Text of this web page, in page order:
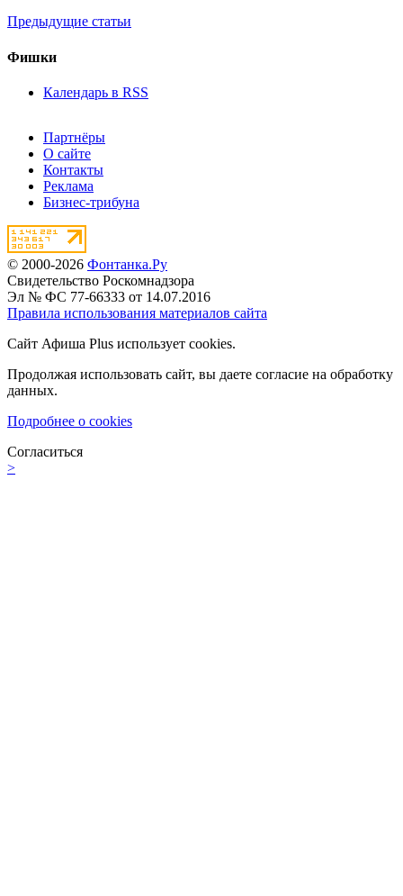
Предыдущие статьи
Фишки
Календарь в RSS
Партнёры
О сайте
Контакты
Реклама
Бизнес-трибуна
© 2000-2026 Фонтанка.Ру
Свидетельство Роскомнадзора
Эл № ФС 77-66333 от 14.07.2016
Правила использования материалов сайта
Сайт Афиша Plus использует cookies.
Продолжая использовать сайт, вы даете согласие на обработку
данных.
Подробнее о cookies
Согласиться
>